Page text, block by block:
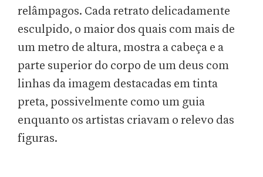
relâmpagos. Cada retrato delicadamente
esculpido, o maior dos quais com mais de
um metro de altura, mostra a cabeça e a
parte superior do corpo de um deus com
linhas da imagem destacadas em tinta
preta, possivelmente como um guia
enquanto os artistas criavam o relevo das
figuras.